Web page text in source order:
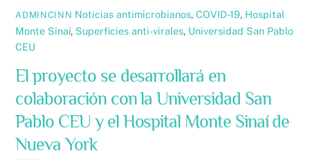
ADMINCINN Noticias antimicrobianos,COVID-19, Hospital
Monte Sinaí, Superficies anti-virales, Universidad San Pablo
CEU
El proyecto se desarrollará en
colaboración con la Universidad San
Pablo CEU y el Hospital Monte Sinaí de
Nueva York